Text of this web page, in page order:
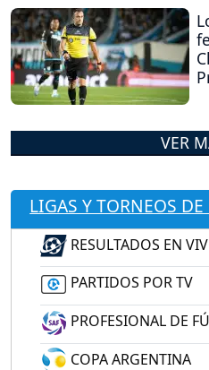
VER
LIGAS Y TORNEOS
RESULTADOS EN
PARTIDOS POR TV
PROFESIONAL DE
COPA ARGENTINA